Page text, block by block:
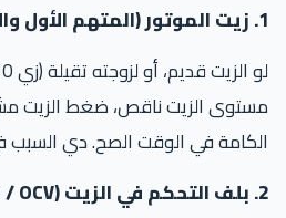
الزيت ناقص، ضغط الزيت مش
في الوقت الصح. دي السبب في 70% من الحالات!